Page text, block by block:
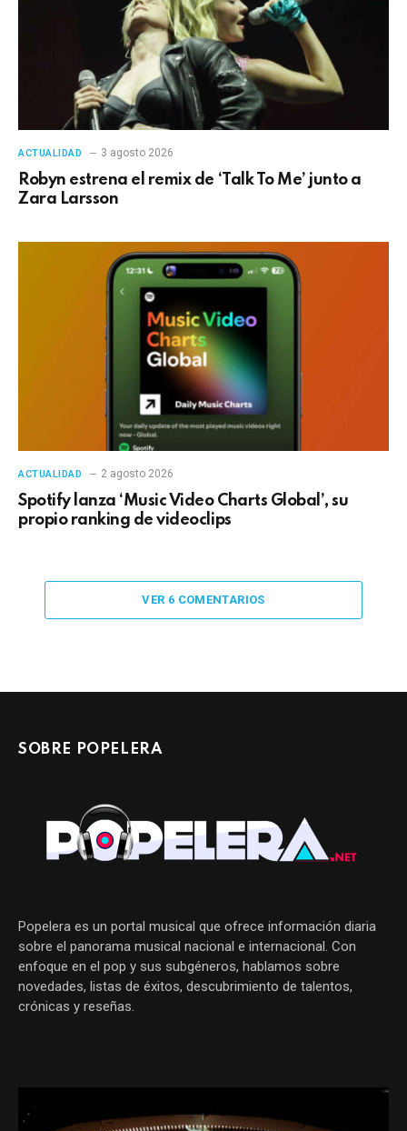
ACTUALIDAD 3 agosto 2026
Robyn estrena el remix de ‘Talk To Me’ junto a
Zara Larsson
ACTUALIDAD 2 agosto 2026
Spotify lanza ‘Music Video Charts Global’, su
propio ranking de videoclips
VER 6 COMENTARIOS
SOBRE POPELERA
Popelera es un portal musical que ofrece información diaria
sobre el panorama musical nacional e internacional. Con
enfoque en el pop y sus subgéneros, hablamos sobre
novedades, listas de éxitos, descubrimiento de talentos,
crónicas y reseñas.